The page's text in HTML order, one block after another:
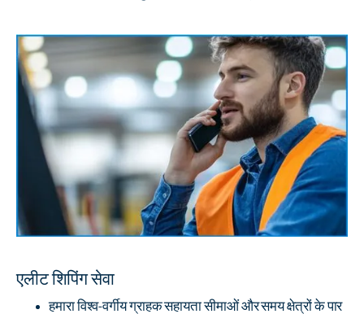
एलीट शिपिंग सेवा
हमारा विश्व-वर्गीय ग्राहक सहायता सीमाओं और समय क्षेत्रों के पार